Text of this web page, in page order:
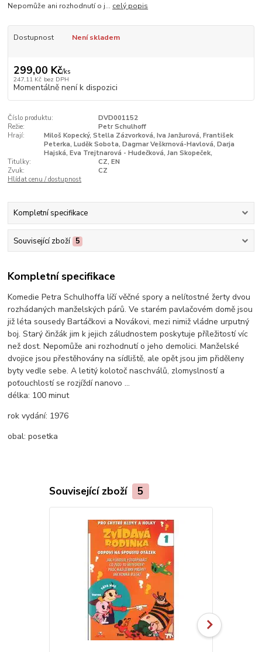
Nepomůže ani rozhodnutí o j... celý popis
Dostupnost Není skladem
299,00 Kč/ks
247,11 Kč bez DPH
Momentálně není k dispozici
Číslo produktu:
DVD001152
Režie:
Petr Schulhoff
Hrají:
Miloš Kopecký, Stella Zázvorková, Iva Janžurová, František
Peterka, Luděk Sobota, Dagmar Veškrnová-Havlová, Darja
Hajská, Eva Trejtnarová - Hudečková, Jan Skopeček,
Titulky:
CZ, EN
Zvuk:
CZ
Hlídat cenu / dostupnost
Kompletní specifikace
Související zboží 5
Kompletní specifikace
Komedie Petra Schulhoffa líčí věčné spory a nelítostné žerty dvou
rozhádaných manželských párů. Ve starém pavlačovém domě jsou
již léta sousedy Bartáčkovi a Novákovi, mezi nimiž vládne urputný
boj. Starý činžák jim k jejich záludnostem poskytuje příležitostí víc
než dost. Nepomůže ani rozhodnutí o jeho demolici. Manželské
dvojice jsou přestěhovány na sídliště, ale opět jsou jim přiděleny
byty vedle sebe. A letitý kolotoč naschválů, zlomyslností a
poťouchlostí se rozjíždí nanovo ...
délka: 100 minut
rok vydání: 1976
obal: posetka
Související zboží 5